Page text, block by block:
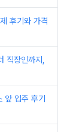
후기와 가격
장인까지,
앞 입주 후기